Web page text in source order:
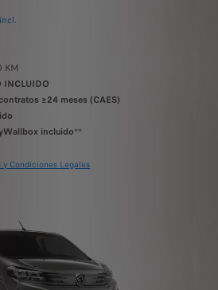
KM
INCLUIDO
≥24 meses (CAES)
incluido**
y Condiciones Legales